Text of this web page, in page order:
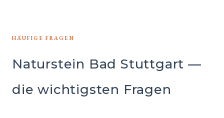
HÄUFIGE FRAGEN
Naturstein Bad Stuttgart —
die wichtigsten Fragen